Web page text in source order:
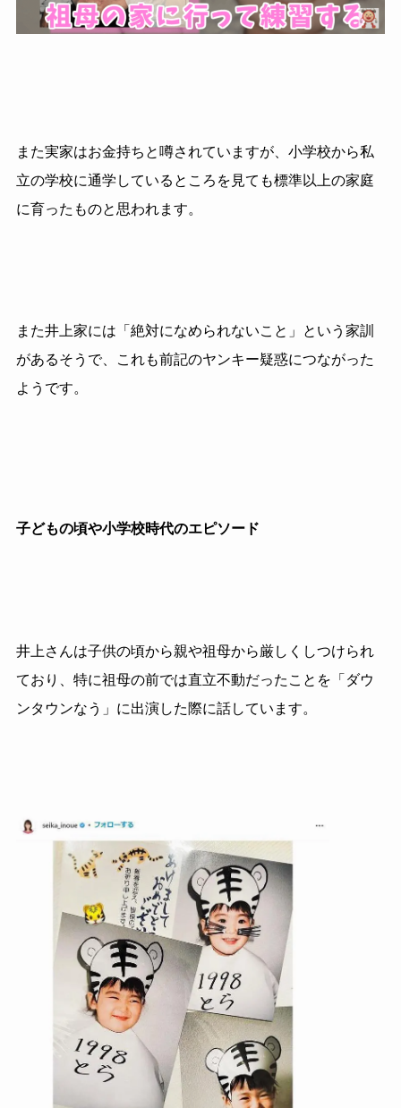
また実家はお金持ちと噂されていますが、小学校から私
立の学校に通学しているところを見ても標準以上の家庭
に育ったものと思われます。
また井上家には「絶対になめられないこと」という家訓
があるそうで、これも前記のヤンキー疑惑につながった
ようです。
子どもの頃や小学校時代のエピソード
井上さんは子供の頃から親や祖母から厳しくしつけられ
ており、特に祖母の前では直立不動だったことを「ダウ
ンタウンなう」に出演した際に話しています。